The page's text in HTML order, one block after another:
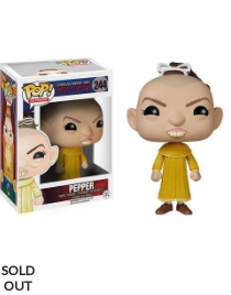
SOLD
OUT